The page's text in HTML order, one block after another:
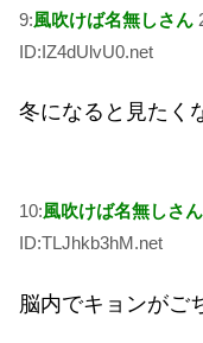
9:風吹けば名無しさん
ID:IZ4dUlvU0.net
冬になると見たく
10:風吹けば名無しさん
ID:TLJhkb3hM.net
脳内でキョンがご